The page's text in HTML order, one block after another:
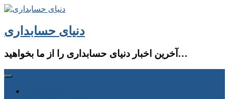
دنیای حسابداری
آخرین اخبار دنیای حسابداری را از ما بخواهید…